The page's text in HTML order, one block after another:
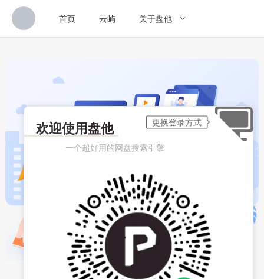
首页 云屿 关于盘他
欢迎使用盘他
一个超好用的网盘搜索引擎